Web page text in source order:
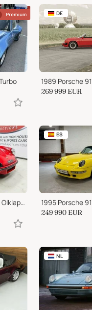
Premium DE
1989 Porsche
269 999 EUR
1972 Porsche 911 T 2.4 Olklappe - ONLINE AUCTION
ES
249 990 EUR
NL